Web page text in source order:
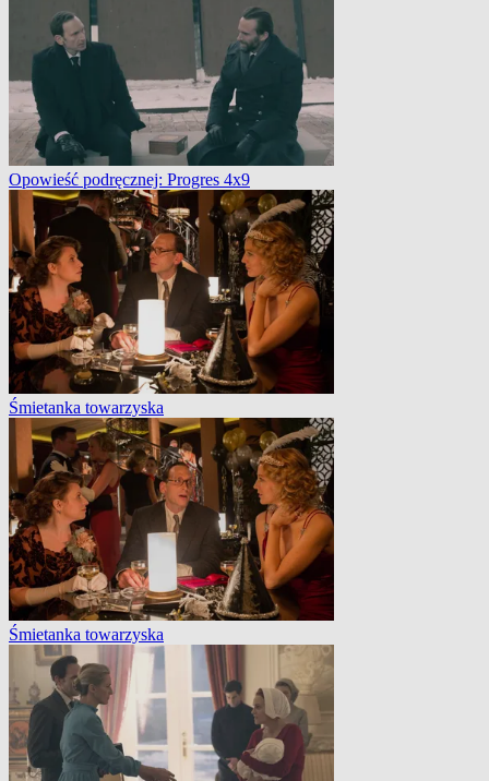
Opowieść podręcznej: Progres 4x9
Śmietanka towarzyska
Śmietanka towarzyska